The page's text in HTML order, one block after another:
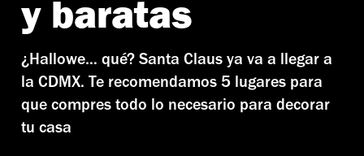
y baratas
¿Hallowe… qué? Santa Claus ya va a llegar a
la CDMX. Te recomendamos 5 lugares para
que compres todo lo necesario para decorar
tu casa